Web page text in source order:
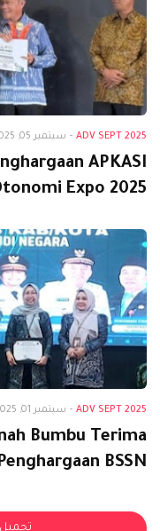
ADV SEPT 2025
- سبتمبر 05, 2025
APKASI
Expo 2025
ADV SEPT 2025
- سبتمبر 01, 2025
Bumbu Terima
BSSN